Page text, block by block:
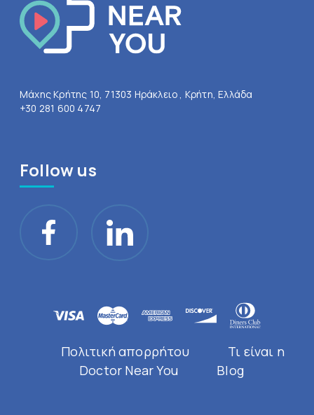
Μάχης Κρήτης 10, 71303 Ηράκλειο , Κρήτη, Ελλάδα
+30 281 600 4747
Follow us
Πολιτική απορρήτου
Τι είναι η
Doctor Near You
Blog